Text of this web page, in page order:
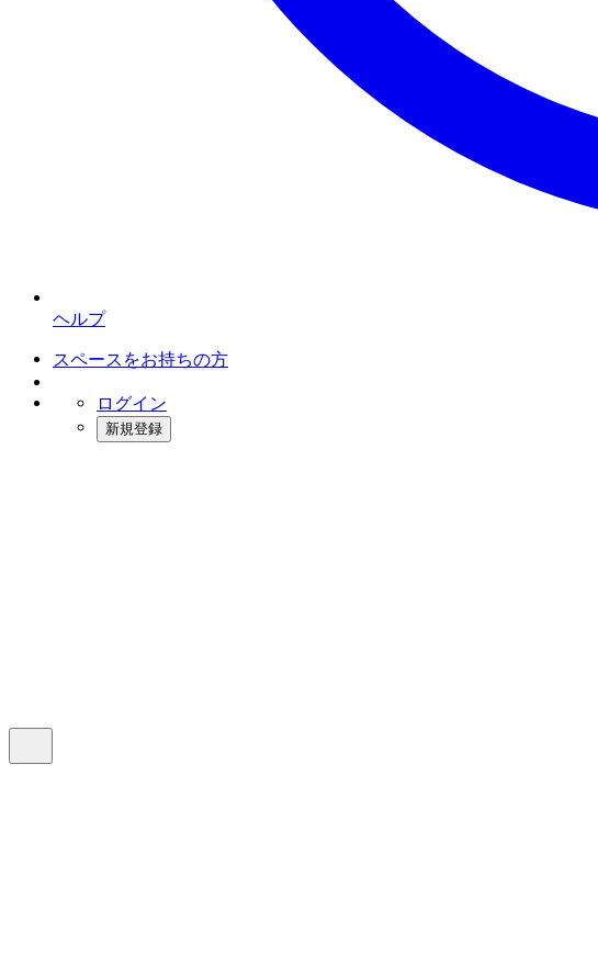
ヘルプ
スペースをお持ちの方
ログイン
新規登録